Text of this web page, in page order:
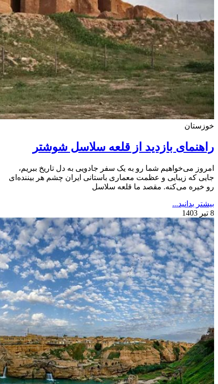
خوزستان
راهنمای بازدید از قلعه سلاسل شوشتر
امروز می‌خواهیم شما رو به یک سفر جادویی به دل تاریخ ببریم،
جایی که زیبایی و عظمت معماری باستانی ایران چشم هر بیننده‌ای
رو خیره می‌کنه. مقصد ما قلعه سلاسل
بیشتر بدانید...
8 تیر 1403